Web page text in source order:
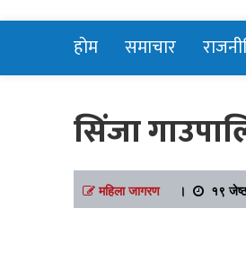
होम समाचार
सिंजा
महिला जागरण। १९